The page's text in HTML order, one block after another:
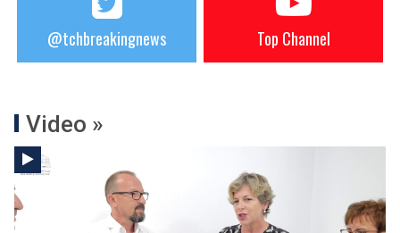
@tchbreakingnews Top Channel
Video »